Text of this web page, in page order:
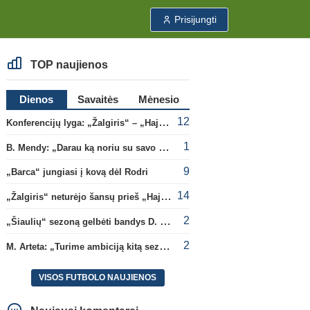
Prisijungti
TOP naujienos
Dienos Savaitės
Mėnesio
Konferencijų lyga: „Žalgiris“ – „Hajduk“ (rungtynės tiesiogiai)
12
B. Mendy: „Darau ką noriu su savo pasaulio čempionato titulu“ 1
„Barca“ jungiasi į kovą dėl Rodri 9
„Žalgiris“ neturėjo šansų prieš „Hajduk“ 14
„Šiaulių“ sezoną gelbėti bandys D. Lastauskas 2
M. Arteta: „Turime ambiciją kitą sezoną kovoti dėl visų titulų“ 2
VISOS FUTBOLO NAUJIENOS